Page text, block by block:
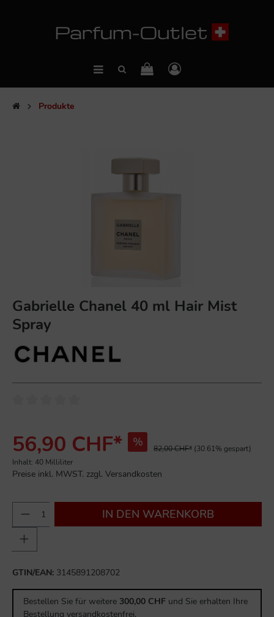
Produkte
Gabrielle Chanel 40 ml Hair Mist
Spray
56,90 CHF* % 82,00 CHF* (30.61% gespart)
Inhalt: 40 Milliliter
Preise inkl. MWST. zzgl. Versandkosten
IN DEN WARENKORB
GTIN/EAN: 3145891208702
Bestellen Sie für weitere 300,00 CHF und Sie erhalten Ihre
Bestellung versandkostenfrei.